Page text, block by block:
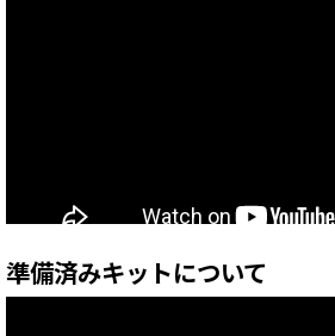
準備済みキットについて